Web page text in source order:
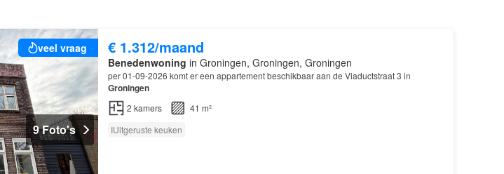
veel vraag
9 Foto's
€ 1.312/maand
Benedenwoning in Groningen, Groningen, Groningen
per 01-09-2026 komt er een appartement beschikbaar aan de Viaductstraat 3 in
Groningen
2 kamers
41 m²
IUitgeruste keuken